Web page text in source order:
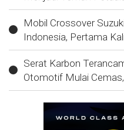
Mobil Crossover
Indonesia, Pertama
Serat Karbon
Otomotif Mulai